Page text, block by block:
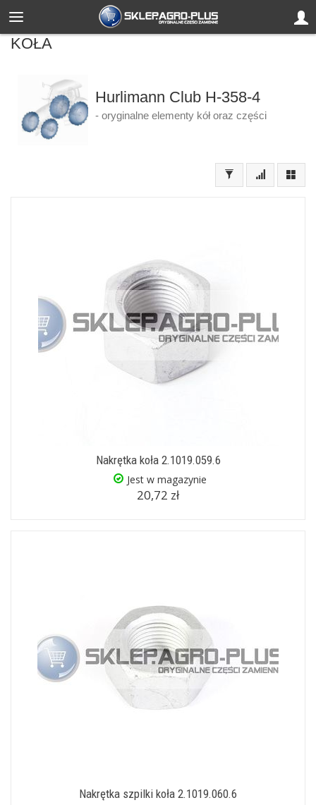
KOŁA
Hurlimann Club H-358-4
- oryginalne elementy kół oraz części
Nakrętka koła 2.1019.059.6
Jest w magazynie
20,72 zł
Nakrętka szpilki koła 2.1019.060.6